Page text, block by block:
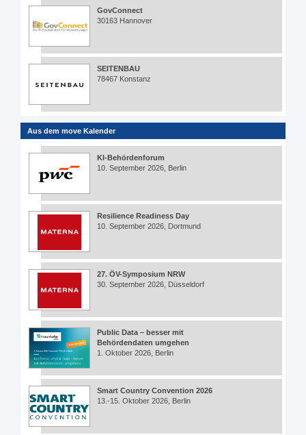
GovConnect
30163 Hannover
SEITENBAU
78467 Konstanz
Aus dem move Kalender
KI-Behördenforum
10. September 2026, Berlin
Resilience Readiness Day
10. September 2026, Dortmund
27. ÖV-Symposium NRW
30. September 2026, Düsseldorf
Public Data – besser mit
Behördendaten umgehen
1. Oktober 2026, Berlin
Smart Country Convention 2026
13.-15. Oktober 2026, Berlin